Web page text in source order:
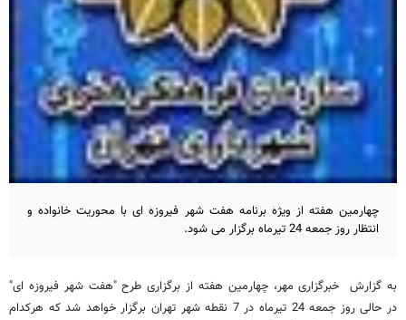
چهارمین هفته از ویژه برنامه هفت شهر فیروزه ای با محوریت خانواده و
انتظار روز جمعه 24 تیرماه برگزار می شود.
به گزارش خبرگزاری مهر، چهارمین هفته از برگزاری طرح "هفت شهر فیروزه ای"
در حالی روز جمعه 24 تیرماه در 7 نقطه شهر تهران برگزار خواهد شد که هرکدام